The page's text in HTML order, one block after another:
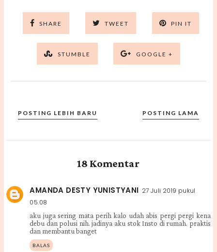
SHARE TWEET PIN IT
STUMBLE GOOGLE +
POSTING LEBIH BARU POSTING LAMA
18 Komentar
AMANDA DESTY YUNISTYANI 27 Juli 2019 pukul
05.08
aku juga sering mata perih kalo udah abis pergi pergi kena
debu dan polusi nih. jadinya aku stok Insto di rumah. praktis
dan membantu banget
BALAS